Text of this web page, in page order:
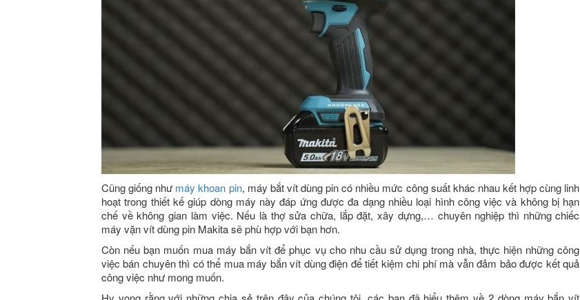
Cũng giống như máy khoan pin, máy bắt vít dùng pin có nhiều mức công suất khác nhau kết hợp cùng linh
hoạt trong thiết kế giúp dòng máy này đáp ứng được đa dạng nhiều loại hình công việc và không bị hạn
chế về không gian làm việc. Nếu là thợ sửa chữa, lắp đặt, xây dựng,… chuyên nghiệp thì những chiếc
máy vặn vít dùng pin Makita sẽ phù hợp với bạn hơn.
Còn nếu bạn muốn mua máy bắn vít để phục vụ cho nhu cầu sử dụng trong nhà, thực hiện những công
việc bán chuyên thì có thể mua máy bắn vít dùng điện để tiết kiệm chi phí mà vẫn đảm bảo được kết quả
công việc như mong muốn.